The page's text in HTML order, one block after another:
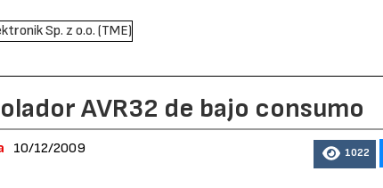
AVR32 de bajo consumo
10/12/2009 1022